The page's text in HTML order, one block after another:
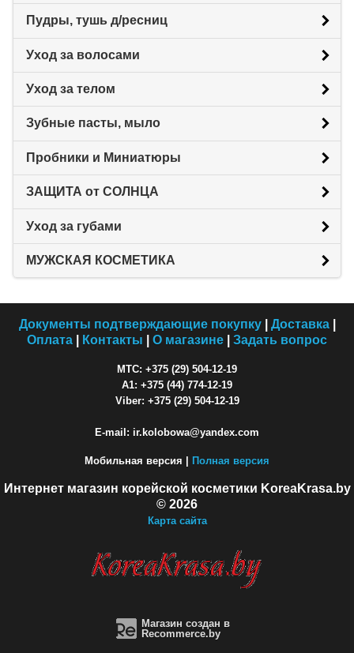
Пудры, тушь д/ресниц
Уход за волосами
Уход за телом
Зубные пасты, мыло
Пробники и Миниатюры
ЗАЩИТА от СОЛНЦА
Уход за губами
МУЖСКАЯ КОСМЕТИКА
Документы подтверждающие покупку| Доставка|
Оплата
Контакты О магазине Задать вопрос
МТС: +375 (29) 504-12-19
A1: +375 (44) 774-12-19
Viber: +375 (29) 504-12-19
E-mail: ir.kolobowa@yandex.com
Мобильная версия | Полная версия
Интернет магазин корейской косметики KoreaKrasa.by
© 2026
Карта сайта
Магазин создан в
Recommerce.by